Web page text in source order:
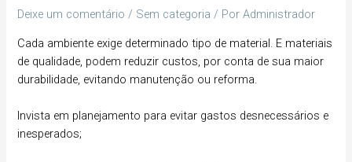
Deixe um comentário / Sem categoria / PorAdministrador
Cada ambiente exige determinado tipo de material. E materiais
de qualidade, podem reduzir custos, por conta de sua maior
durabilidade, evitando manutenção ou reforma.
Invista em planejamento para evitar gastos desnecessários e
inesperados;